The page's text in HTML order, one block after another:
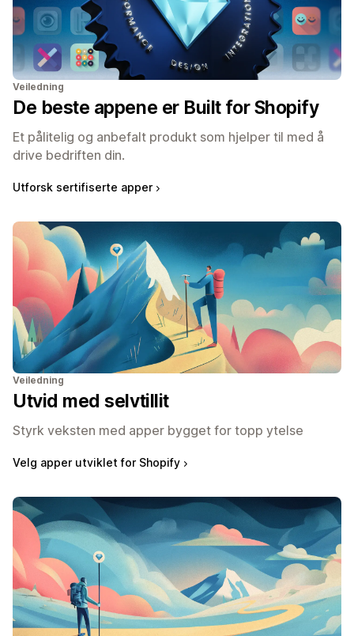
Veiledning
De beste appene er Built for Shopify
Et pålitelig og anbefalt produkt som hjelper til med å
drive bedriften din.
Utforsk sertifiserte apper
Veiledning
Utvid med selvtillit
Styrk veksten med apper bygget for topp ytelse
Velg apper utviklet for Shopify